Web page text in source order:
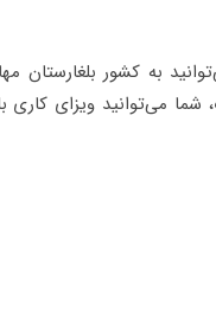
به کشور بلغارستان
می‌توانید ویزای کاری